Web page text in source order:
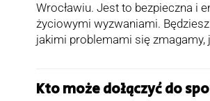
Wrocławiu. Jest to bezpieczna i
życiowymi wyzwaniami.
jakimi problemami się
Kto może dołączyć do